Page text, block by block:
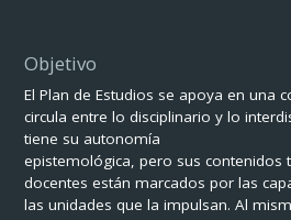
Objetivo
El Plan de Estudios se apoya en una
circula entre lo disciplinario y lo
tiene su autonomía
epistemológica, pero sus contenidos
docentes están marcados por las
las unidades que la impulsan. Al